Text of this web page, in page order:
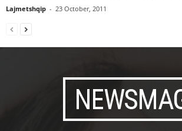
Lajmetshqip - 23 October, 2011